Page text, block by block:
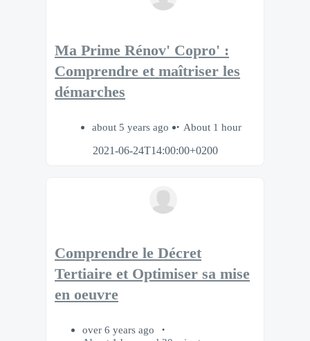
Ma Prime Rénov' Copro' :
Comprendre et maîtriser les
démarches
about 5 years ago
About 1 hour
2021-06-24T14:00:00+0200
Comprendre le Décret
Tertiaire et Optimiser sa mise
en oeuvre
over 6 years ago